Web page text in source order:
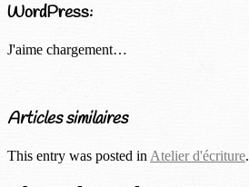
WordPress:
J'aime chargement…
Articles similaires
This entry was posted in Atelier d'écriture.